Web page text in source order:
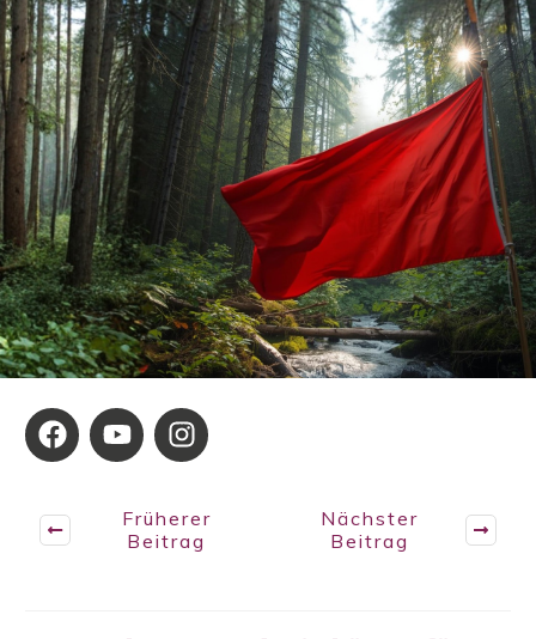
Früherer
Beitrag
Nächster
Beitrag